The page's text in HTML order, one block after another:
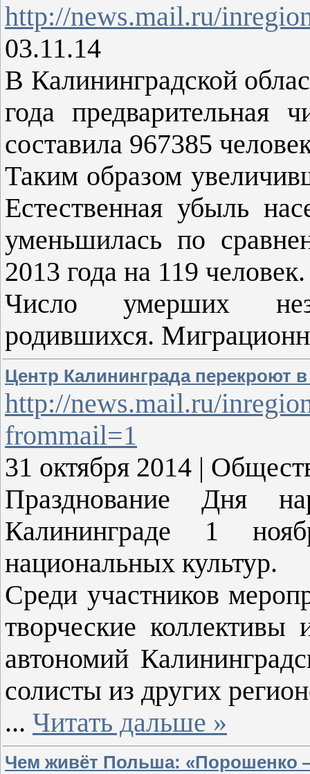
http://news.mail.ru/
03.11.14
В Калининградской
года предварительная
составила 967385
Таким образом
Естественная убыль
уменьшилась по
2013 года на 119 человек.
Число умерших
родившихся.
Центр Калининграда перекроют
http://news.mail.ru/
frommail=1
31 октября 2014 |
Празднование Дня
Калининграде 1
национальных культур.
Среди участников
творческие коллективы
автономий
солисты из других
... Читать дальше »
Чем живёт Польша: «Порошенко